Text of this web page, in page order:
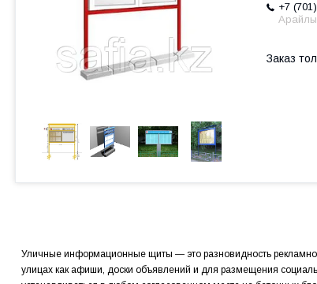
+7
Заказ
Уличные информационные щиты ― это разновидность
улицах как афиши, доски объявлений и для размещения